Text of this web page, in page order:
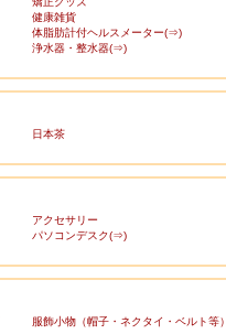
健康雑貨
体脂肪計付ヘルスメーター(⇒)
浄水器・整水器(⇒)
日本茶
アクセサリー
パソコンデスク(⇒)
服飾小物（帽子・ネクタイ・ベルト等）